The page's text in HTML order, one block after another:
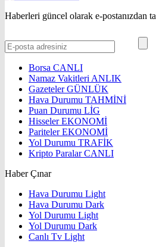
Haberleri güncel olarak e-postanızdan
Borsa CANLI
Namaz Vakitleri ANLIK
GazetelerGÜNLÜK
Hava Durumu TAHMİNİ
Puan Durumu LİG
HisselerEKONOMİ
ParitelerEKONOMİ
Yol Durumu TRAFİK
Kripto ParalarCANLI
Haber Çınar
Hava Durumu Light
Hava Durumu Dark
Yol Durumu Light
Yol Durumu Dark
Canlı Tv Light